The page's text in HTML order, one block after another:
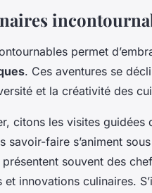
permet
. Ces aventures se
et la créativité des
citons les visites guidées
faire s’animent
souvent des
innovations culinaires.